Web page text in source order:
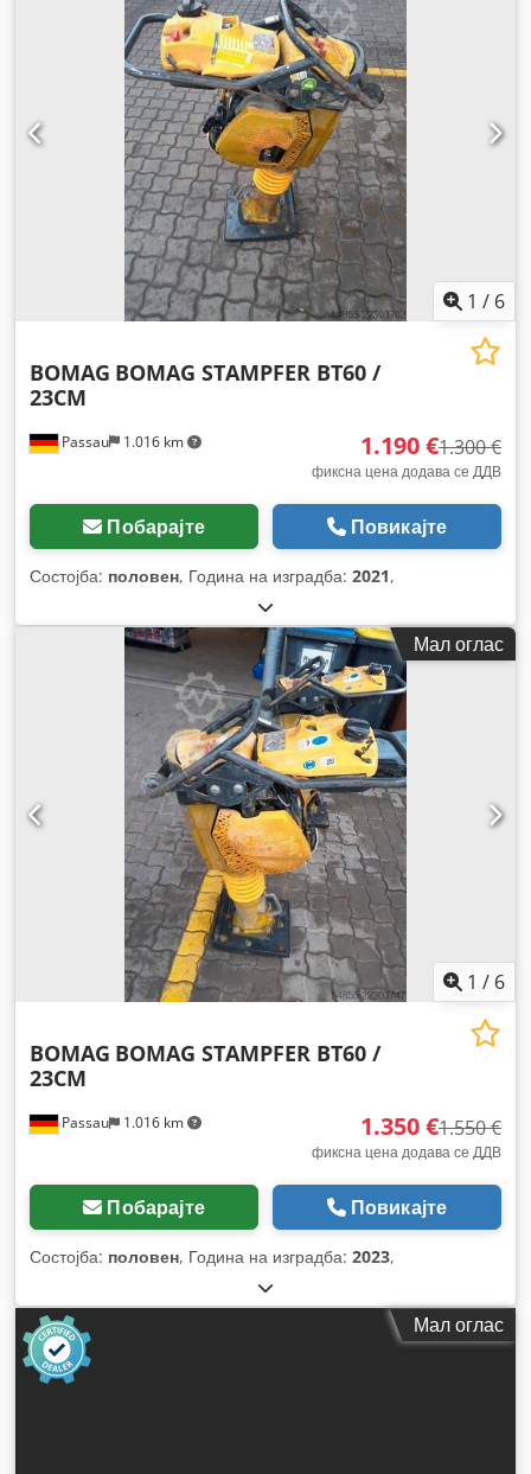
1 / 6
Passau 1.016 km
BOMAG BOMAG STAMPFER BT60 /
23CM
1.190 €1.300 €
фиксна цена додава се ДДВ
Побарајте Повикајте
Состојба: половен, Година на изградба: 2021,
Мал оглас
1 / 6
Passau 1.016 km
BOMAG BOMAG STAMPFER BT60 /
23CM
1.350 €1.550 €
фиксна цена додава се ДДВ
Побарајте Повикајте
Состојба: половен, Година на изградба: 2023,
Мал оглас